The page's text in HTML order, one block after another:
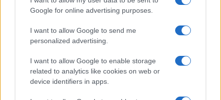
Google for online advertising purposes.
I want to allow Google to send me
personalized advertising.
I want to allow Google to enable storage
related to analytics like cookies on web or
device identifiers in apps.
PIÙ LETTI
taggata
Come creare campagne sconti efficaci per ecommerce